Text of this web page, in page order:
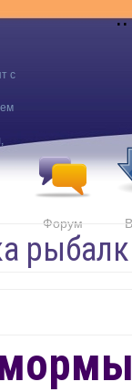
..
с
Форум